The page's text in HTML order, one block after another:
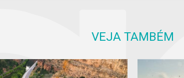
VEJA TAMBÉM